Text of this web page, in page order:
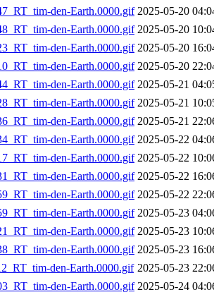
den-Earth.0000.gif 2025-05-20
den-Earth.0000.gif 2025-05-20
den-Earth.0000.gif 2025-05-20
den-Earth.0000.gif 2025-05-20
den-Earth.0000.gif 2025-05-21
den-Earth.0000.gif 2025-05-21
den-Earth.0000.gif 2025-05-21
den-Earth.0000.gif 2025-05-22
den-Earth.0000.gif 2025-05-22
den-Earth.0000.gif 2025-05-22
den-Earth.0000.gif 2025-05-22
den-Earth.0000.gif 2025-05-23
den-Earth.0000.gif 2025-05-23
den-Earth.0000.gif 2025-05-23
den-Earth.0000.gif 2025-05-23
den-Earth.0000.gif 2025-05-24